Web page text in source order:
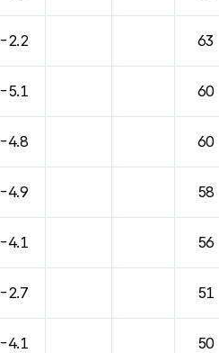
-2.2 63
-5.1 60
-4.8 60
-4.9 58
-4.1 56
-2.7 51
-4.1 50